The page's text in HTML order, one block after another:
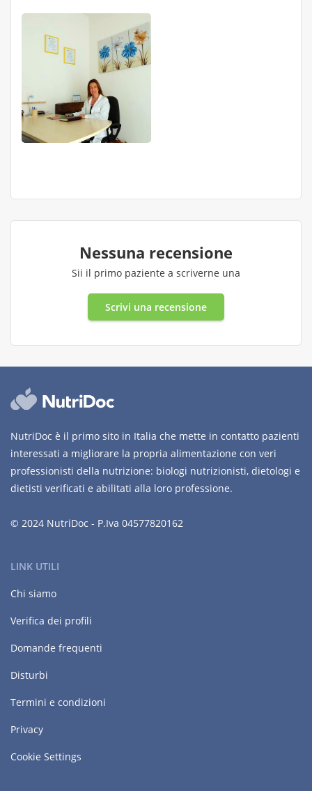
Nessuna recensione
Sii il primo paziente a scriverne una
Scrivi una recensione
NutriDoc è il primo sito in Italia che mette in contatto pazienti
interessati a migliorare la propria alimentazione con veri
professionisti della nutrizione: biologi nutrizionisti, dietologi e
dietisti verificati e abilitati alla loro professione.
© 2024 NutriDoc - P.Iva 04577820162
LINK UTILI
Chi siamo
Verifica dei profili
Domande frequenti
Disturbi
Termini e condizioni
Privacy
Cookie Settings